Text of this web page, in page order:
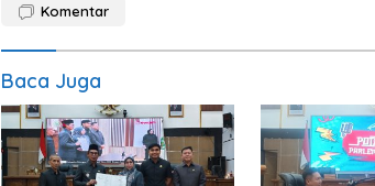
Komentar
Baca Juga